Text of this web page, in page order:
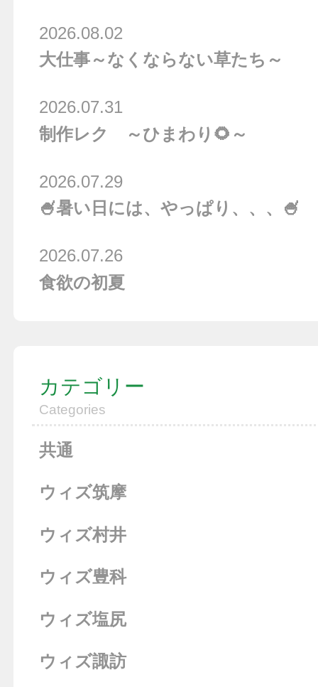
大仕事～なくならない草たち～
2026.08.02
制作レク ～ひまわり🌻～
2026.07.31
🍧暑い日には、やっぱり、、、🍧
2026.07.29
食欲の初夏
2026.07.26
カテゴリー
Categories
共通
ウィズ筑摩
ウィズ村井
ウィズ豊科
ウィズ塩尻
ウィズ諏訪